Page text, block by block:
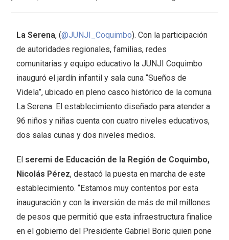
La Serena, (@JUNJI_Coquimbo). Con la participación
de autoridades regionales, familias, redes
comunitarias y equipo educativo la JUNJI Coquimbo
inauguró el jardín infantil y sala cuna “Sueños de
Videla”, ubicado en pleno casco histórico de la comuna
La Serena. El establecimiento diseñado para atender a
96 niños y niñas cuenta con cuatro niveles educativos,
dos salas cunas y dos niveles medios.
El seremi de Educación de la Región de Coquimbo,
Nicolás Pérez, destacó la puesta en marcha de este
establecimiento. “Estamos muy contentos por esta
inauguración y con la inversión de más de mil millones
de pesos que permitió que esta infraestructura finalice
en el gobierno del Presidente Gabriel Boric quien pone